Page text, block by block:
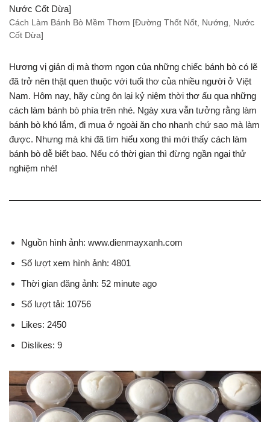
Cách Làm Bánh Bò Mềm Thơm [Đường Thốt Nốt, Nướng, Nước
Cốt Dừa]
Hương vị giản dị mà thơm ngon của những chiếc bánh bò có lẽ
đã trở nên thật quen thuộc với tuổi thơ của nhiều người ở Việt
Nam. Hôm nay, hãy cùng ôn lại kỷ niệm thời thơ ấu qua những
cách làm bánh bò phía trên nhé. Ngày xưa vẫn tưởng rằng làm
bánh bò khó lắm, đi mua ở ngoài ăn cho nhanh chứ sao mà làm
được. Nhưng mà khi đã tìm hiểu xong thì mới thấy cách làm
bánh bò dễ biết bao. Nếu có thời gian thì đừng ngần ngại thử
nghiệm nhé!
Nguồn hình ảnh: www.dienmayxanh.com
Số lượt xem hình ảnh: 4801
Thời gian đăng ảnh: 52 minute ago
Số lượt tải: 10756
Likes: 2450
Dislikes: 9